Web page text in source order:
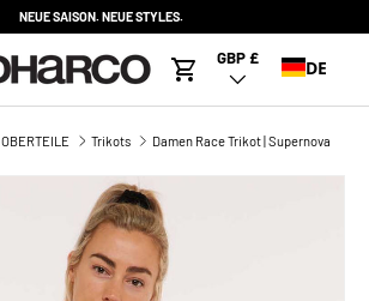
NEUE SAISON. NEUE STYLES.
Warenkorb
Land/Region
GBP £ DE
OBERTEILE Trikots Damen Race Trikot | Supernova